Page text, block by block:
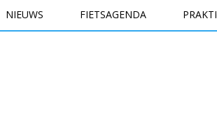
NIEUWS FIETSAGENDA